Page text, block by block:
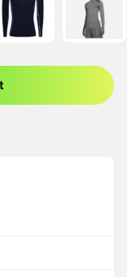
a tagként való